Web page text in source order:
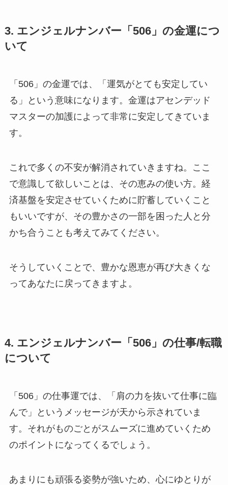
3. エンジェルナンバー「506」の金運につ
いて
「506」の金運では、「運気がとても安定してい
る」という意味になります。金運はアセンデッド
マスターの加護によって非常に安定してきていま
す。
これで多くの不安が解消されていきますね。ここ
で意識して欲しいことは、その恵みの使い方。経
済基盤を安定させていくために貯蓄していくこと
もいいですが、その豊かさの一部を困った人と分
かち合うことも考えてみてください。
そうしていくことで、豊かな恩恵が再び大きくな
ってあなたに戻ってきますよ。
4. エンジェルナンバー「506」の仕事/転職
について
「506」の仕事運では、「肩の力を抜いて仕事に臨
んで」というメッセージが天から示されていま
す。それがものごとがスムーズに進めていくため
のポイントになってくるでしょう。
あまりにも頑張る姿勢が強いため、心にゆとりが